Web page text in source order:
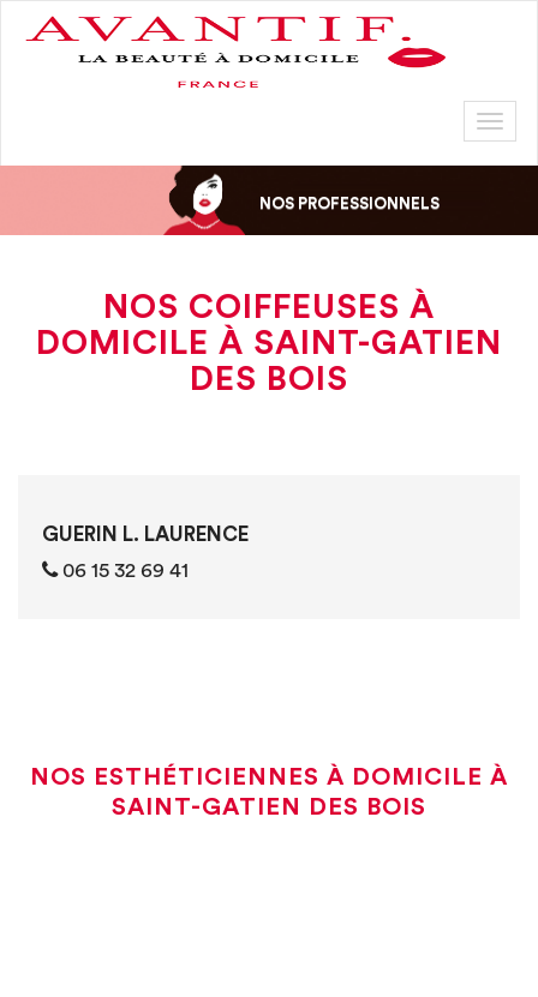
NOS PROFESSIONNELS
NOS COIFFEUSES À
DOMICILE À SAINT-GATIEN
DES BOIS
GUERIN L. LAURENCE
06 15 32 69 41
NOS ESTHÉTICIENNES À DOMICILE À
SAINT-GATIEN DES BOIS